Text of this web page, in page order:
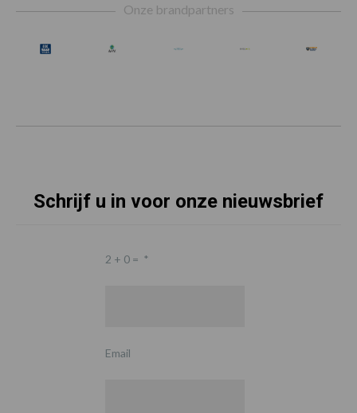
Onze brandpartners
Schrijf u in voor onze nieuwsbrief
2 + 0 = *
Email